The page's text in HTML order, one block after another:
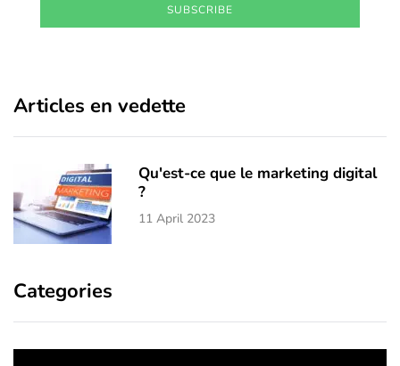
SUBSCRIBE
Articles en vedette
Qu'est-ce que le marketing digital
?
11 April 2023
Categories